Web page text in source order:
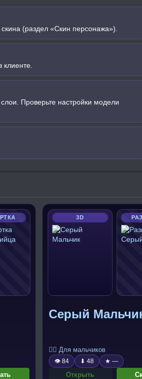
(раздел «Скин персонажа»).
Проверьте настройки модели
3D
Серый
🧍‍♂️ Для мальчиков
👁 84 ⬇ 48 ★ —
Открыть